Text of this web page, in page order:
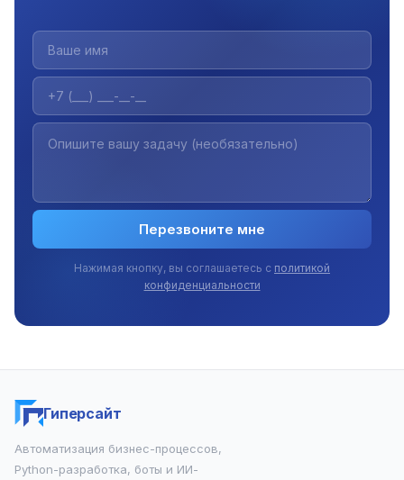
Перезвоните мне
Нажимая кнопку, вы соглашаетесь с политикой
конфиденциальности
Гиперсайт
Автоматизация бизнес-процессов,
Python-разработка, боты и ИИ-